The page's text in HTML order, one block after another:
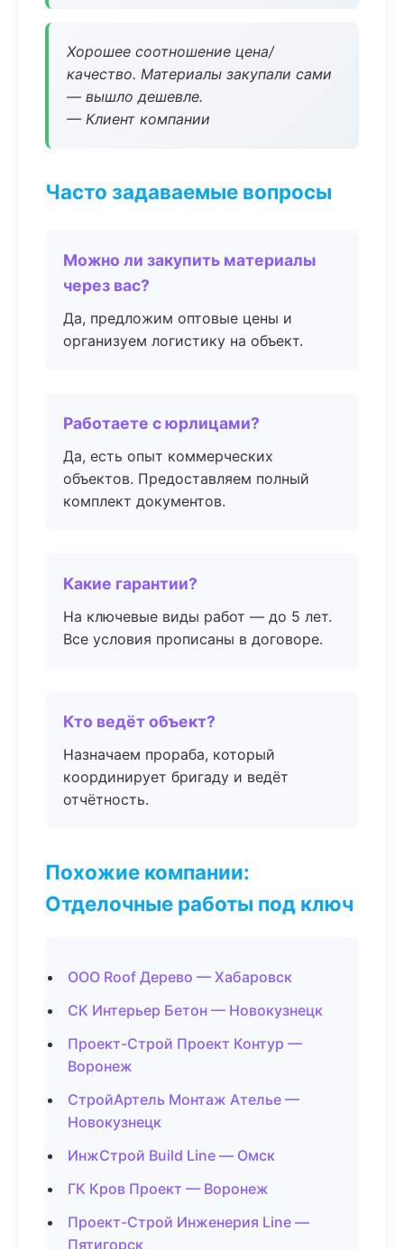
Хорошее соотношение цена/
качество. Материалы закупали сами
— вышло дешевле.
— Клиент компании
Часто задаваемые вопросы
Можно ли закупить материалы
через вас?
Да, предложим оптовые цены и
организуем логистику на объект.
Работаете с юрлицами?
Да, есть опыт коммерческих
объектов. Предоставляем полный
комплект документов.
Какие гарантии?
На ключевые виды работ — до 5 лет.
Все условия прописаны в договоре.
Кто ведёт объект?
Назначаем прораба, который
координирует бригаду и ведёт
отчётность.
Похожие компании:
Отделочные работы под ключ
ООО Roof Дерево — Хабаровск
СК Интерьер Бетон — Новокузнецк
Проект-Строй Проект Контур —
Воронеж
СтройАртель Монтаж Ателье —
Новокузнецк
ИнжСтрой Build Line — Омск
ГК Кров Проект — Воронеж
Проект-Строй Инженерия Line —
Пятигорск